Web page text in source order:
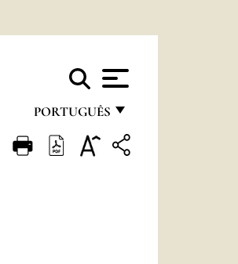
PORTUGUÊS
FRANÇAIS